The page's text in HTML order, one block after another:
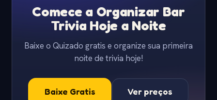
Comece a Organizar Bar
Trivia Hoje a Noite
Baixe o Quizado gratis e organize sua primeira
noite de trivia hoje!
Baixe Gratis Ver preços